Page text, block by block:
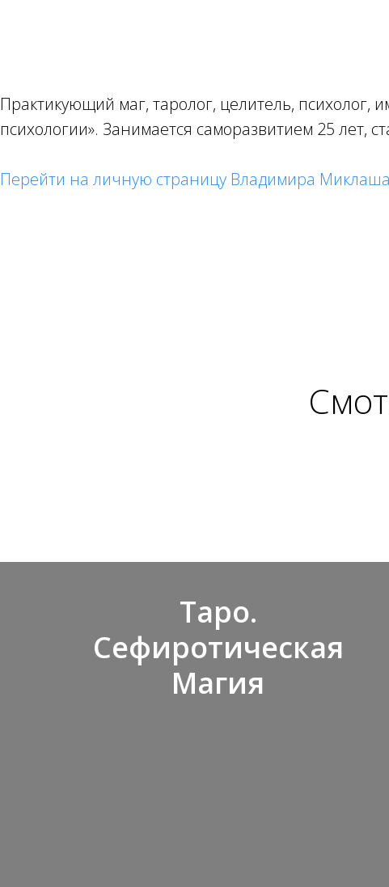
Практикующий маг, таролог, целитель, психолог,
психологии». Занимается саморазвитием 25 лет,
Перейти на личную страницу Владимира Миклаша
Таро.
Сефиротическая
Магия